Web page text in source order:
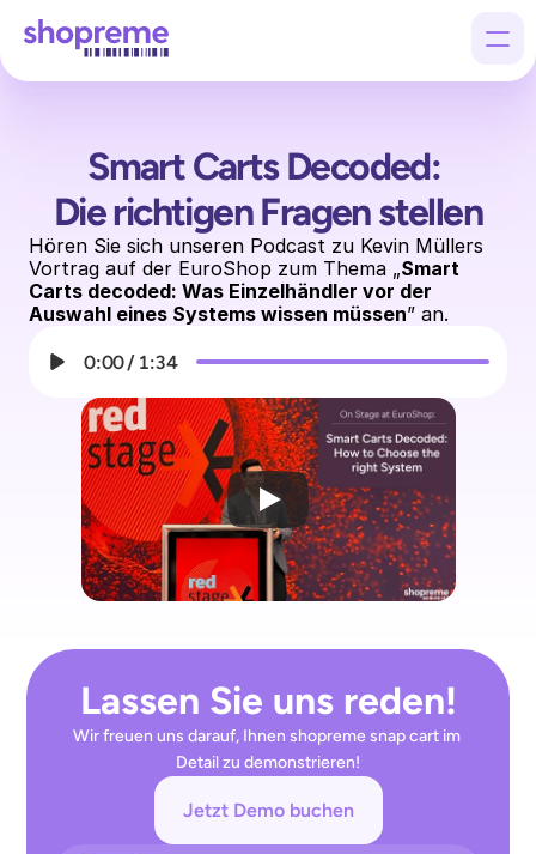
Smart Carts Decoded:
Die richtigen Fragen stellen
Hören Sie sich unseren Podcast zu Kevin Müllers
Vortrag auf der EuroShop zum Thema „Smart
Carts decoded: Was Einzelhändler vor der
Auswahl eines Systems wissen müssen” an.
0:00/ 1:34
Lassen Sie uns reden!
Wir freuen uns darauf, Ihnen shopreme snap cart im
Detail zu demonstrieren!
Jetzt Demo buchen
Products
Customers
Company